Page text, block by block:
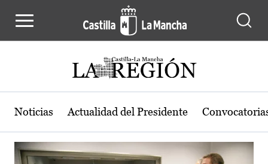
Actualidad de la región de Castilla-
Noticias Actualidad del Presidente